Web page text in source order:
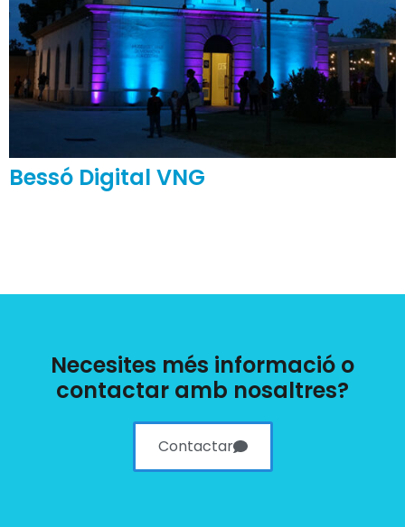
Bessó Digital VNG
Necesites més informació o
contactar amb nosaltres?
Contactar